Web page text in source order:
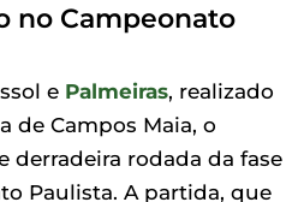
no Campeonato
e Palmeiras, realizado
de Campos Maia, o
derradeira rodada da fase
Paulista. A partida, que